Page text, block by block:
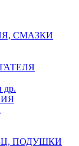
СМАЗКИ
ПОДУШКИ